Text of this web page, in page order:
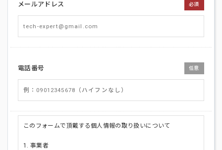
メールアドレス 必須
電話番号 任意
このフォームで頂戴する個人情報の取り扱いについて
1. 事業者